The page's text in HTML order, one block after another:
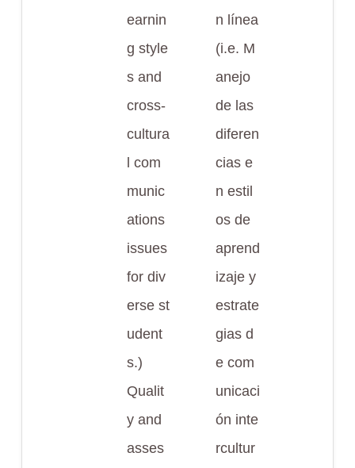
earnin
g style
s and
cross-
cultura
l com
munic
ations
issues
for div
erse st
udent
s.)
Qualit
y and
asses
n línea
(i.e. M
anejo
de las
diferen
cias e
n estil
os de
aprend
izaje y
estrate
gias d
e com
unicaci
ón inte
rcultur